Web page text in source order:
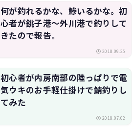
何が釣れるかな、鯵いるかな。初
心者が銚子港〜外川港で釣りして
きたので報告。
2018.09.25
初心者が内房南部の陸っぱりで電
気ウキのお手軽仕掛けで鯖釣りし
てみた
2018.07.02